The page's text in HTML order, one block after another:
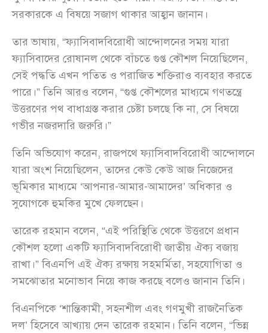
সরকারকে এ বিষয়ে সজাগ থাকার আহ্বান জানান।
তার ভাষায়, “ফ্যাসিবাদবিরোধী আন্দোলনের সময় যারা
ফ্যাসিবাদের রোষানল থেকে বাঁচতে গুপ্ত কৌশল নিয়েছিলেন,
সেই পদ্ধতি এখন পতিত ও পরাজিত শক্তিরাও ব্যবহার করতে
পারে।” তিনি আরও বলেন, “গুপ্ত কৌশলের মাধ্যমে গণতন্ত্রে
উত্তরণের পথ বাধাগ্রস্ত করার চেষ্টা চলছে কি না, সে বিষয়ে
গভীর নজরদারি জরুরি।”
তিনি অভিযোগ করেন, রাজপথে ফ্যাসিবাদবিরোধী আন্দোলনে
যারা অংশ নিয়েছিলেন, তাদের কেউ কেউ আজ নিজেদের
ভূমিকার মাধ্যমে ‘আপনার-আমার-আমাদের’ অধিকার ও
সুযোগকে হুমকির মুখে ফেলছেন।
তারেক রহমান বলেন, “এই পরিস্থিতি থেকে উত্তরণে প্রধান
কৌশল হলো একটি ফ্যাসিবাদবিরোধী জাতীয় ঐক্য বজায়
রাখা।” বিএনপি এই ঐক্য রক্ষায় সহমর্মিতা, সহযোগিতা ও
সমঝোতার মনোভাব নিয়ে কাজ করছে বলেও জানান তিনি।
বিএনপিকে ‘শান্তিকামী, সহনশীল এবং গণমুখী রাজনৈতিক
দল’ হিসেবে আখ্যায় দেন তারেক রহমান। তিনি বলেন, “ভিন্ন